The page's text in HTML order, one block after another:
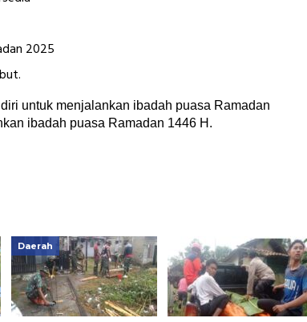
2025
untuk menjalankan ibadah puasa Ramadan
ibadah puasa Ramadan 1446 H.
Daerah